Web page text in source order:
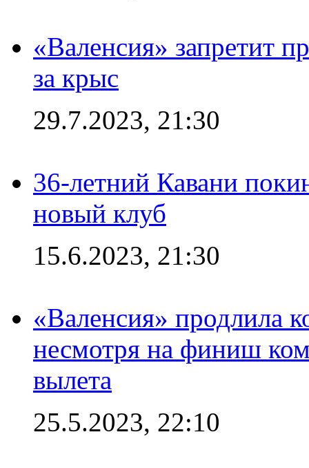
«Валенсия» запретит
за крыс
29.7.2023, 21:30
36-летний Кавани
новый клуб
15.6.2023, 21:30
«Валенсия» продлила
несмотря на финиш
вылета
25.5.2023, 22:10